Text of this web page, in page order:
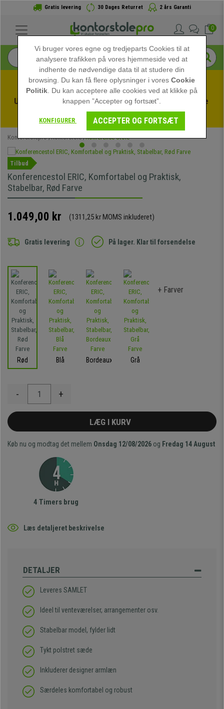
Gratis levering 30 Dages Returret 2 års Garanti
0
Udnyt sommerudsalget hos kontorstolepro! Eksklusive
rabatter i en begrænset periode - Se tilbuddet
Kontorstolepro Kontorstole Konference Stole
Tilbud
Konferencestol ERIC, Komfortabel og Praktisk,
Stabelbar, Rød Farve
1.049,00 kr (1311,25 kr MOMS inkluderet)
Gratis levering På lager. Klar til forsendelse
Rød Blå Bordeaux Grå
+ Farver
- +
LÆG I KURV
Køb nu og modtag det mellem Onsdag 12/08/2026 og Fredag 14 August
4 Timers brug
Læs detaljeret beskrivelse
DETALJER
Leveres SAMLET
Ideel til venteværelser, arrangementer osv.
Stabelbar model, fylder lidt
Tykt polstret sæde
Inkluderer designer armlæn
Særdeles komfortabel og robust
Vi bruger vores egne og tredjeparts Cookies til at
analysere trafikken på vores hjemmeside ved at
indhente de nødvendige data til at studere din
browsing. Du kan få flere oplysninger i voresCookie
Politik . Du kan acceptere alle cookies ved at klikke på
knappen ”Accepter og fortsæt”.
KONFIGURER ACCEPTER OG FORTSÆT